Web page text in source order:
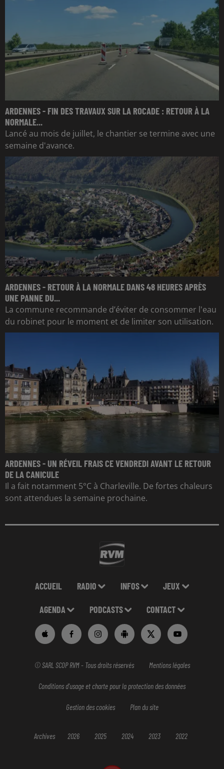
ARDENNES - FIN DES TRAVAUX SUR LA ROCADE : RETOUR À LA
NORMALE...
Lancé au mois de juillet, le chantier se termine avec une
semaine d'avance.
ARDENNES - RETOUR À LA NORMALE DANS 48 HEURES APRÈS
UNE PANNE DU...
La commune recommande d’éviter de consommer l'eau
du robinet pour le moment et de limiter son utilisation.
ARDENNES - UN RÉVEIL FRAIS CE VENDREDI AVANT LE RETOUR
DE LA CANICULE
Il a fait notamment 5°C à Charleville. De fortes chaleurs
sont attendues la semaine prochaine.
ACCUEIL RADIO INFOS JEUX
AGENDA PODCASTS CONTACT
© SARL SCOP RVM - Tous droits réservés Mentions légales
Conditions d'usage et charte pour la protection des données
Gestion des cookies Plan du site
Archives 2026 2025 2024 2023 2022